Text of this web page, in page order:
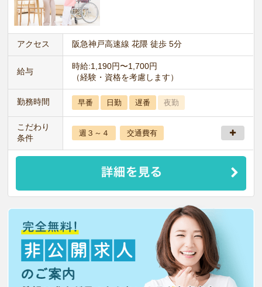
アクセス 阪急神戸高速線 花隈 徒歩 5分
給与
時給:1,190円〜1,700円
（経験・資格を考慮します）
勤務時間 早番 日勤 遅番 夜勤
こだわり
条件
週３～４ 交通費有